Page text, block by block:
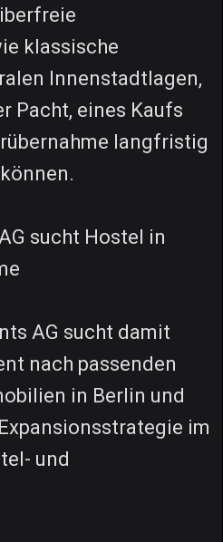
klassische
Innenstadtlagen,
Pacht, eines Kaufs
langfristig
sucht Hostel in
AG sucht damit
nach passenden
in Berlin und
im
und